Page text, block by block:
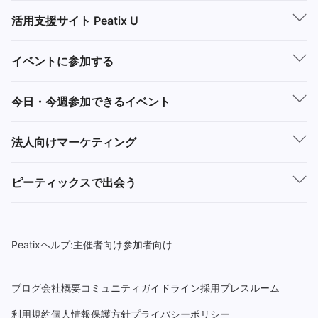
活用支援サイト Peatix U
イベントに参加する
今日・今週参加できるイベント
法人向けマーケティング
ピーティックスで出会う
Peatixヘルプ:主催者向け参加者向け
ブログ会社概要コミュニティガイドライン採用プレスルーム
利用規約個人情報保護方針プライバシーポリシー